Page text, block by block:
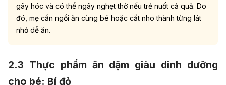
gây hóc và có thể ngây nghẹt thở nếu trẻ nuốt cả quả. Do
đó, mẹ cần ngồi ăn cùng bé hoặc cắt nho thành từng lát
nhỏ dễ ăn.
2.3 Thực phẩm ăn dặm giàu dinh dưỡng
cho bé: Bí đỏ